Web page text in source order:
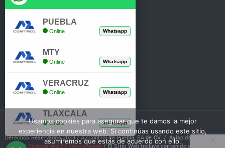
Tienda
Mi Cuenta
Derechos Reservados 2023 / AZControl de Puebla, SA de CV. /Aviso de Privacidad
/Customized By Koncretaweb / El Sitio Web incluye contenido de IA
Usamos cookies para asegurar que te damos la mejor
experiencia en nuestra web. Si continúas usando este sitio,
asumiremos que estás de acuerdo con ello.
PUEBLA
Online Whatsapp
MTY
Online Whatsapp
VERACRUZ
Online Whatsapp
TLAXCALA
Online Whatsapp